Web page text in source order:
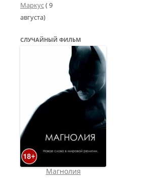
Маркус( 9
августа)
СЛУЧАЙНЫЙ ФИЛЬМ
Магнолия